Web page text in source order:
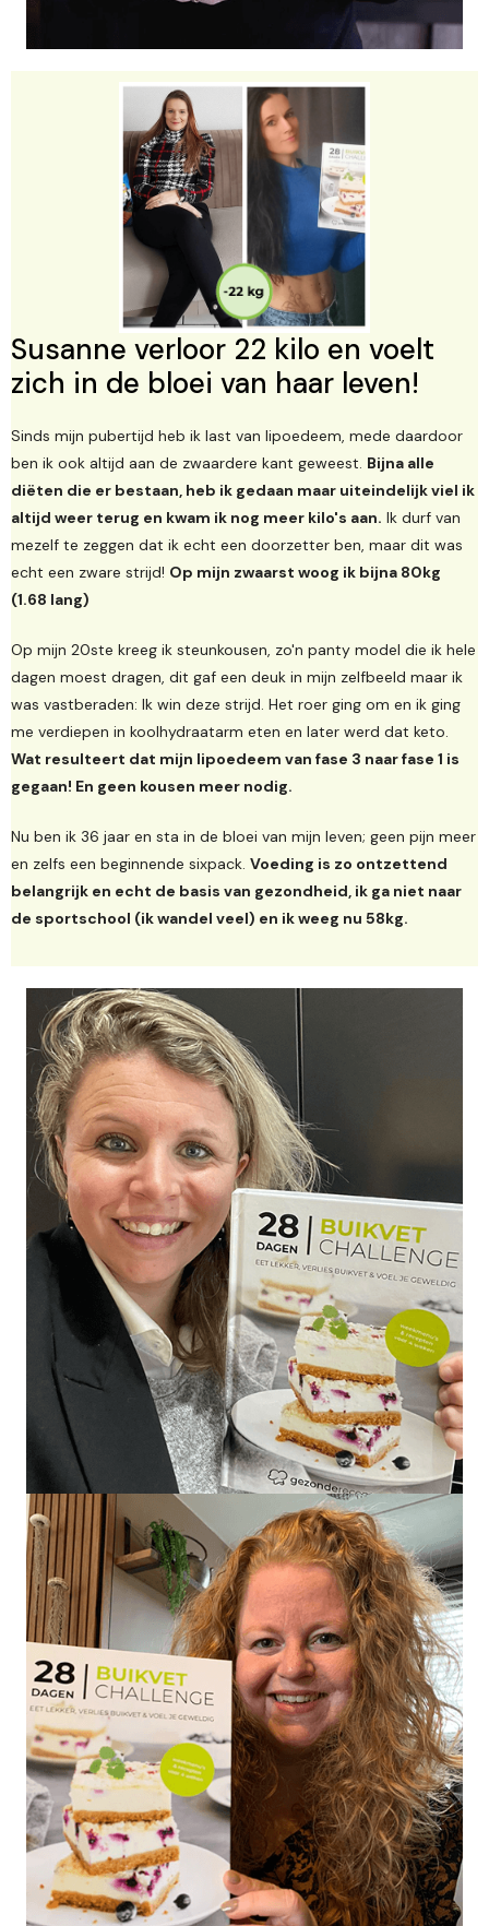
Susanne verloor 22 kilo en voelt
zich in de bloei van haar leven!
Sinds mijn pubertijd heb ik last van lipoedeem, mede daardoor
ben ik ook altijd aan de zwaardere kant geweest. Bijna alle
diëten die er bestaan, heb ik gedaan maar uiteindelijk viel ik
altijd weer terug en kwam ik nog meer kilo's aan. Ik durf van
mezelf te zeggen dat ik echt een doorzetter ben, maar dit was
echt een zware strijd! Op mijn zwaarst woog ik bijna 80kg
(1.68 lang)
Op mijn 20ste kreeg ik steunkousen, zo'n panty model die ik hele
dagen moest dragen, dit gaf een deuk in mijn zelfbeeld maar ik
was vastberaden: Ik win deze strijd. Het roer ging om en ik ging
me verdiepen in koolhydraatarm eten en later werd dat keto.
Wat resulteert dat mijn lipoedeem van fase 3 naar fase 1 is
gegaan! En geen kousen meer nodig.
Nu ben ik 36 jaar en sta in de bloei van mijn leven; geen pijn meer
en zelfs een beginnende sixpack. Voeding is zo ontzettend
belangrijk en echt de basis van gezondheid, ik ga niet naar
de sportschool (ik wandel veel) en ik weeg nu 58kg.